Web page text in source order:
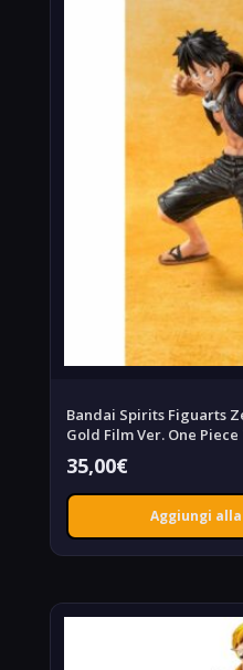
Bandai Spirits Figuarts
Gold Film Ver. One
35,00€
Aggiungi